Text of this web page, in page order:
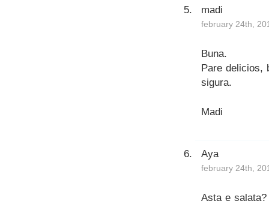
madi
february 24th,
Buna.
Pare delicios,
sigura.
Madi
Aya
february 24th,
Asta e